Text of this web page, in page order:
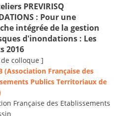
PREVIRISQ
: Pour une
intégrée de la gestion
d'inondations : Les
2016
colloque ]
(Association Française des
Publics Territoriaux de
Française des Etablissements